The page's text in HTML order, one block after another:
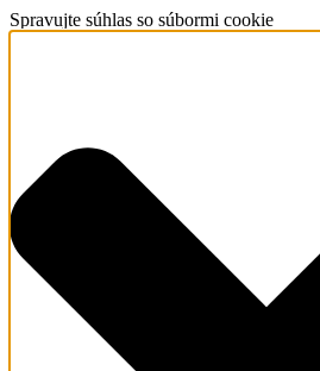
Spravujte súhlas so súbormi cookie